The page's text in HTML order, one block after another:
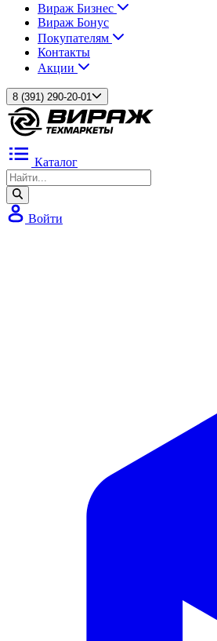
Вираж Бизнес
Вираж Бонус
Покупателям
Контакты
Акции
8 (391) 290-20-01
Каталог
Войти